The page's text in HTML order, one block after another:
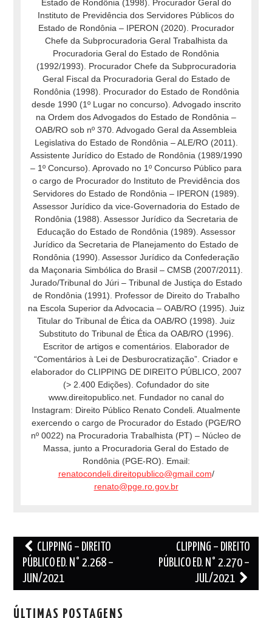
Estado de Rondônia (1998). Procurador Geral do
Instituto de Previdência dos Servidores Públicos do
Estado de Rondônia – IPERON (2020). Procurador
Chefe da Subprocuradoria Geral Trabalhista da
Procuradoria Geral do Estado de Rondônia
(1992/1993). Procurador Chefe da Subprocuradoria
Geral Fiscal da Procuradoria Geral do Estado de
Rondônia (1998). Procurador do Estado de Rondônia
desde 1990 (1º Lugar no concurso). Advogado inscrito
na Ordem dos Advogados do Estado de Rondônia –
OAB/RO sob nº 370. Advogado Geral da Assembleia
Legislativa do Estado de Rondônia – ALE/RO (2011).
Assistente Jurídico do Estado de Rondônia (1989/1990
– 1º Concurso). Aprovado no 1º Concurso Público para
o cargo de Procurador do Instituto de Previdência dos
Servidores do Estado de Rondônia – IPERON (1989).
Assessor Jurídico da vice-Governadoria do Estado de
Rondônia (1988). Assessor Jurídico da Secretaria de
Educação do Estado de Rondônia (1989). Assessor
Jurídico da Secretaria de Planejamento do Estado de
Rondônia (1990). Assessor Jurídico da Confederação
da Maçonaria Simbólica do Brasil – CMSB (2007/2011).
Jurado/Tribunal do Júri – Tribunal de Justiça do Estado
de Rondônia (1991). Professor de Direito do Trabalho
na Escola Superior da Advocacia – OAB/RO (1995). Juiz
Titular do Tribunal de Ética da OAB/RO (1998). Juiz
Substituto do Tribunal de Ética da OAB/RO (1996).
Escritor de artigos e comentários. Elaborador de
“Comentários à Lei de Desburocratização”. Criador e
elaborador do CLIPPING DE DIREITO PÚBLICO, 2007
(> 2.400 Edições). Cofundador do site
www.direitopublico.net. Fundador no canal do
Instagram: Direito Público Renato Condeli. Atualmente
exercendo o cargo de Procurador do Estado (PGE/RO
nº 0022) na Procuradoria Trabalhista (PT) – Núcleo de
Massa, junto a Procuradoria Geral do Estado de
Rondônia (PGE-RO). Email:
renatocondeli.direitopublico@gmail.com/
renato@pge.ro.gov.br
Post
navigation
CLIPPING – DIREITO
PÚBLICO ED. N° 2.268 –
JUN/2021
CLIPPING – DIREITO
PÚBLICO ED. N° 2.270 –
JUL/2021
ÚLTIMAS POSTAGENS